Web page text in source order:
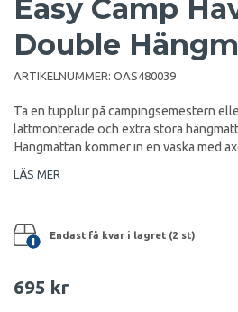
Easy Camp
Double
ARTIKELNUMMER: OAS480039
Ta en tupplur på campingsemestern
lättmonterade och extra stora
Hängmattan kommer in en väska med
LÄS MER
Endast få kvar i lagret (2 st)
695 kr